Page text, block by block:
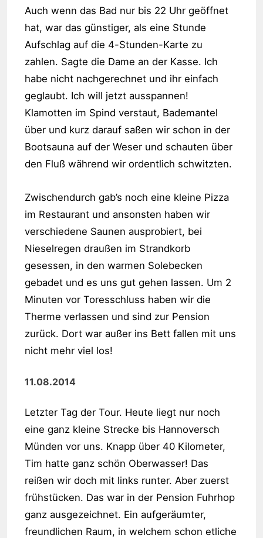
Auch wenn das Bad nur bis 22 Uhr geöffnet
hat, war das günstiger, als eine Stunde
Aufschlag auf die 4-Stunden-Karte zu
zahlen. Sagte die Dame an der Kasse. Ich
habe nicht nachgerechnet und ihr einfach
geglaubt. Ich will jetzt ausspannen!
Klamotten im Spind verstaut, Bademantel
über und kurz darauf saßen wir schon in der
Bootsauna auf der Weser und schauten über
den Fluß während wir ordentlich schwitzten.
Zwischendurch gab’s noch eine kleine Pizza
im Restaurant und ansonsten haben wir
verschiedene Saunen ausprobiert, bei
Nieselregen draußen im Strandkorb
gesessen, in den warmen Solebecken
gebadet und es uns gut gehen lassen. Um 2
Minuten vor Toresschluss haben wir die
Therme verlassen und sind zur Pension
zurück. Dort war außer ins Bett fallen mit uns
nicht mehr viel los!
11.08.2014
Letzter Tag der Tour. Heute liegt nur noch
eine ganz kleine Strecke bis Hannoversch
Münden vor uns. Knapp über 40 Kilometer,
Tim hatte ganz schön Oberwasser! Das
reißen wir doch mit links runter. Aber zuerst
frühstücken. Das war in der Pension Fuhrhop
ganz ausgezeichnet. Ein aufgeräumter,
freundlichen Raum, in welchem schon etliche